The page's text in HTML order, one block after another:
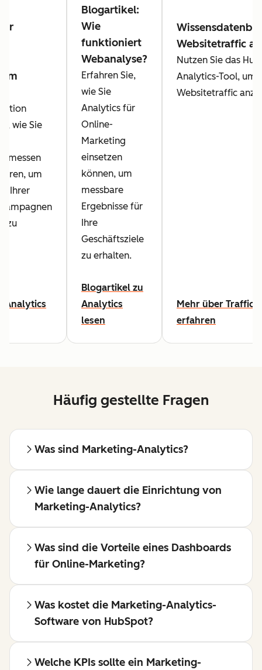
im
wie Sie
messen
um
Ihrer
zu
Analytics
Blogartikel:
Wie
funktioniert
Webanalyse?
Erfahren Sie,
wie Sie
Analytics für
Online-
Marketing
einsetzen
können, um
messbare
Ergebnisse für
Ihre
Geschäftsziele
zu erhalten.
Blogartikel zu
Analytics
lesen
Websitetraffic
Nutzen Sie das
Analytics-Tool, um
Websitetraffic
Mehr über Traffic-
erfahren
Häufig gestellte Fragen
Was sind Marketing-Analytics?
Wie lange dauert die Einrichtung von
Marketing-Analytics?
Was sind die Vorteile eines Dashboards
für Online-Marketing?
Was kostet die Marketing-Analytics-
Software von HubSpot?
Welche KPIs sollte ein Marketing-